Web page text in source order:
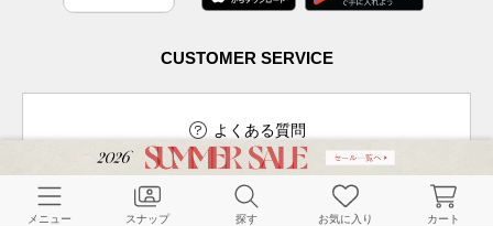
CUSTOMER SERVICE
よくある質問
メニュー スナップ 探す お気に入り カート